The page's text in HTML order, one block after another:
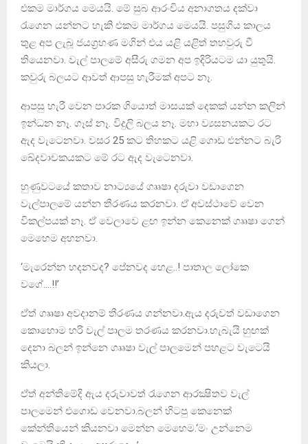
එකම මාර්ගය මෙයයි. මේ සුබ ආරංචිය අනාගතය දක්වා
රැගෙන යන්නට හැකි එකම මාර්ගය මෙයයි. පසුගිය කාලය
තුළ අප ලැබූ ජයග්‍රහණ මගින් එය යළි යළිත් තහවුරු වී
තියෙනවා. වැල් පාලමේ අසීරු ගමන අප ඉදිරියටම යා යුතුයි.
කවුරු බලයට ආවත් ආපසු හැරීමක් අපට නෑ.
ආපසු හැරී වෙන පාරක ගියොත් මාසයක් දෙකක් යන්න කලින්
ඉන්ධන නෑ. ගෑස් නෑ. විදුලි බලය නෑ. මහා ව්‍යසනයකට රට
ඇද වැටෙනවා. වසර 25 කට තිහකට යළි ගොඩ එන්නට බැරි
ඛේදවාචකයකට මේ රට ඇද වැටෙනවා.
හුණුවටයේ කතාව නාට්‍යයේ ගෲෂා දරුවා වඩාගෙන
වැල්පාලමේ යන්න තීරණය කරනවා. ඒ අවස්ථාවේ වෙන
විකල්පයක් නෑ. ඒ වෙලාවෙ ළඟ ඉන්න කෙනෙක් ගෲෂා ගෙන්
මෙහෙම අහනවා.
‘මැරෙන්න හදනවද? පේනවද හෙළ..! පාතාල ලෝකෙ
වගේ….!!’
ඒත් ගෲෂා අවදානම් තීරණය ගන්නවා.ඇය දරුවත් වඩාගෙන
කොහොම හරි වැල් පාලම තරණය කරනවා.හැබැයි හුඟක්
දෙනා බලන් ඉන්නෙ ගෲෂා වැල් පාලමෙන් පහළට වැටෙයි
කියලා.
ඒත් අන්තිමේදි ඇය දරුවාවත් රැගෙන ආරක්‍ෂිතව වැල්
පාලමෙන් එගොඩ වෙනවා.බලන් හිටපු කෙනෙක්
කේන්තියෙන් කියනවා මෙන්න මෙහෙම.‘මං උන්නෙම